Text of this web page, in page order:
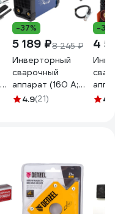
-37%
5 189 ₽8 245 ₽
Инверторный
сварочный
аппарат (160 А;
3+1.5 м; ПВ 60%)
4.9(21)
-
4
4.6